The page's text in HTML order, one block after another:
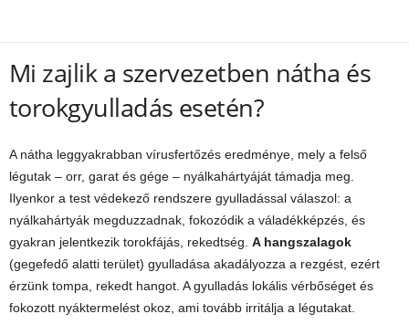
Mi zajlik a szervezetben nátha és
torokgyulladás esetén?
A nátha leggyakrabban vírusfertőzés eredménye, mely a felső
légutak – orr, garat és gége – nyálkahártyáját támadja meg.
Ilyenkor a test védekező rendszere gyulladással válaszol: a
nyálkahártyák megduzzadnak, fokozódik a váladékképzés, és
gyakran jelentkezik torokfájás, rekedtség. A hangszalagok
(gegefedő alatti terület) gyulladása akadályozza a rezgést, ezért
érzünk tompa, rekedt hangot. A gyulladás lokális vérbőséget és
fokozott nyáktermelést okoz, ami tovább irritálja a légutakat.